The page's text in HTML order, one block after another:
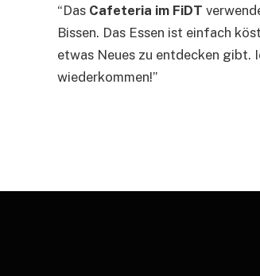
“Das Cafeteria im FiDT
Bissen. Das Essen ist einfach
etwas Neues zu entdecken gibt.
wiederkommen!”